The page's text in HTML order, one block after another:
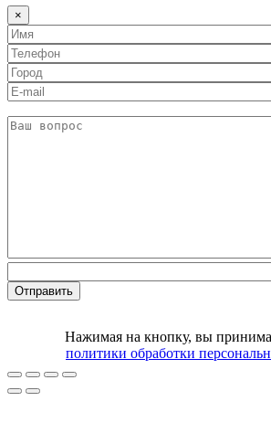
×
Нажимая на кнопку, вы
политики обработки